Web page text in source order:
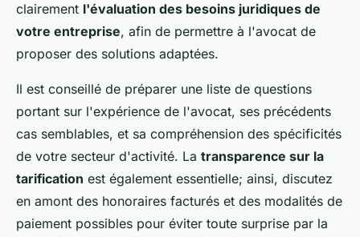
clairement l'évaluation des besoins juridiques de
votre entreprise, afin de permettre à l'avocat de
proposer des solutions adaptées.
Il est conseillé de préparer une liste de questions
portant sur l'expérience de l'avocat, ses précédents
cas semblables, et sa compréhension des spécificités
de votre secteur d'activité. La transparence sur la
tarification est également essentielle; ainsi, discutez
en amont des honoraires facturés et des modalités de
paiement possibles pour éviter toute surprise par la